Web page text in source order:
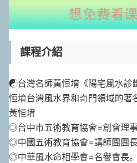
課程介紹
☯️台灣名師黃恒堉《陽宅風水診
恒堉台灣風水界和奇門領域的著
黃恒堉
◎台中市五術教育協會=創會理事
◎中國五術教育協會=講師團團長
◎中華風水命相學會=名譽會長。